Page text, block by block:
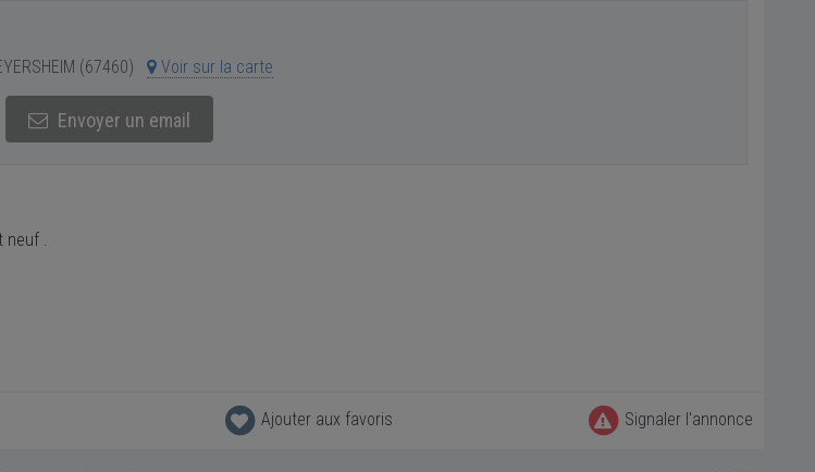
(67460) Voir sur la carte
Envoyer un email
neuf .
Ajouter aux favoris
Signaler l'annonce